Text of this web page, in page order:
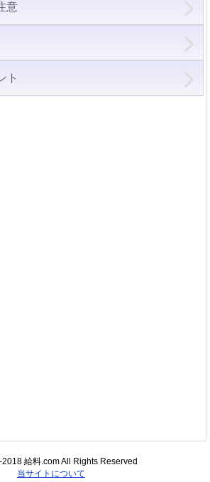
意
ト
給料.com All Rights Reserved
当サイトについて